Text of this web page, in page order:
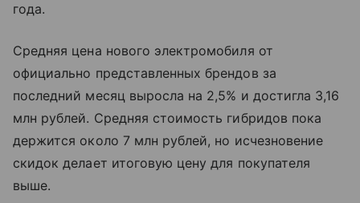
года.
Средняя цена нового электромобиля от
официально представленных брендов за
последний месяц выросла на 2,5% и достигла 3,16
млн рублей. Средняя стоимость гибридов пока
держится около 7 млн рублей, но исчезновение
скидок делает итоговую цену для покупателя
выше.